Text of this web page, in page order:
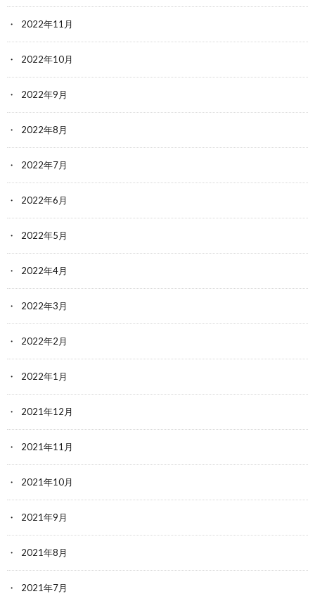
2022年11月
2022年10月
2022年9月
2022年8月
2022年7月
2022年6月
2022年5月
2022年4月
2022年3月
2022年2月
2022年1月
2021年12月
2021年11月
2021年10月
2021年9月
2021年8月
2021年7月